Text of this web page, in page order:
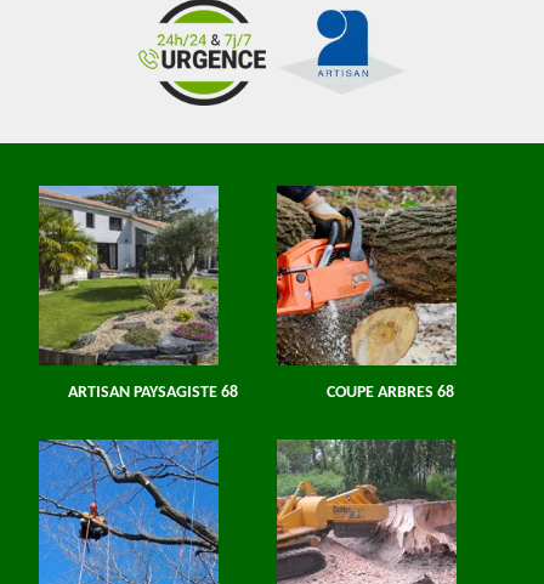
ARTISAN PAYSAGISTE 68 COUPE ARBRES 68